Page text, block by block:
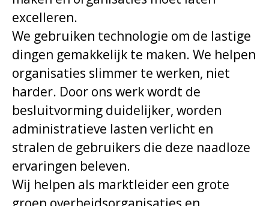
excelleren.
We gebruiken technologie om de lastige
dingen gemakkelijk te maken. We helpen
organisaties slimmer te werken, niet
harder. Door ons werk wordt de
besluitvorming duidelijker, worden
administratieve lasten verlicht en
stralen de gebruikers die deze naadloze
ervaringen beleven.
Wij helpen als marktleider een grote